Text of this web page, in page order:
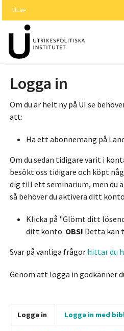
huvudinnehållet
UI.se
Logga in
Om du är helt ny på UI.se
att:
Ha ett abonnemang på
Om du sedan tidigare varit i
besökt oss tidigare och köpt
dig till ett seminarium, men du
så behöver du aktivera ditt konto
Klicka på "Glömt ditt
ditt konto. OBS! Detta kan
Svar på vanliga frågor hittar du
Genom att logga in godkänner
Logga in Logga in med